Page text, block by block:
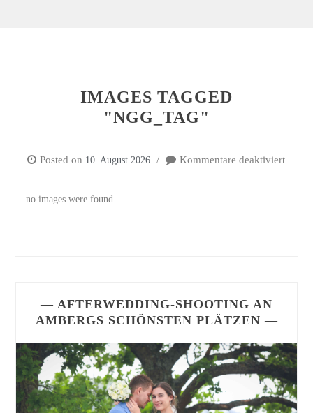
IMAGES TAGGED
"NGG_TAG"
Posted on 10. August 2026 Kommentare deaktiviertfür
no images were found
— AFTERWEDDING-SHOOTING AN
AMBERGS SCHÖNSTEN PLÄTZEN —